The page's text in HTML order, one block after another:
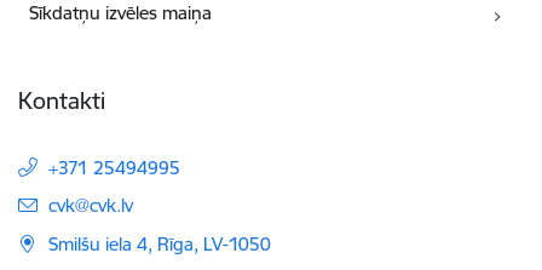
Sīkdatņu izvēles maiņa
Kontakti
+371 25494995
E-pasts:
cvk@cvk.lv
Smilšu iela 4, Rīga, LV-1050